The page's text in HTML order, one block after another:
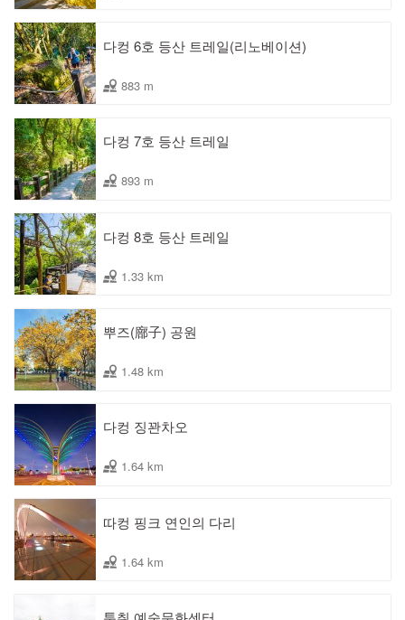
다컹 6호 등산 트레일(리노베이션)
883 m
다컹 7호 등산 트레일
893 m
다컹 8호 등산 트레일
1.33 km
뿌즈(廍子) 공원
1.48 km
다컹 징꽌차오
1.64 km
따컹 핑크 연인의 다리
1.64 km